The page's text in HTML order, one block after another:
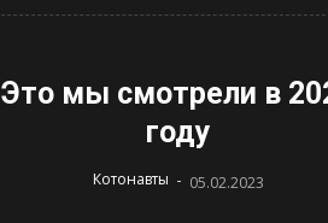
Это мы смотрели в
году
Котонавты - 05.02.2023